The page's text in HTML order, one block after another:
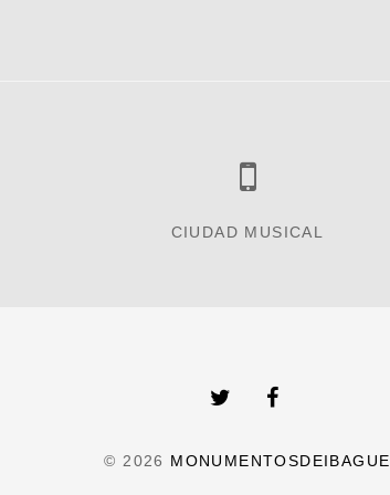
CIUDAD MUSICAL
© 2026 MONUMENTOSDEIBAGUE